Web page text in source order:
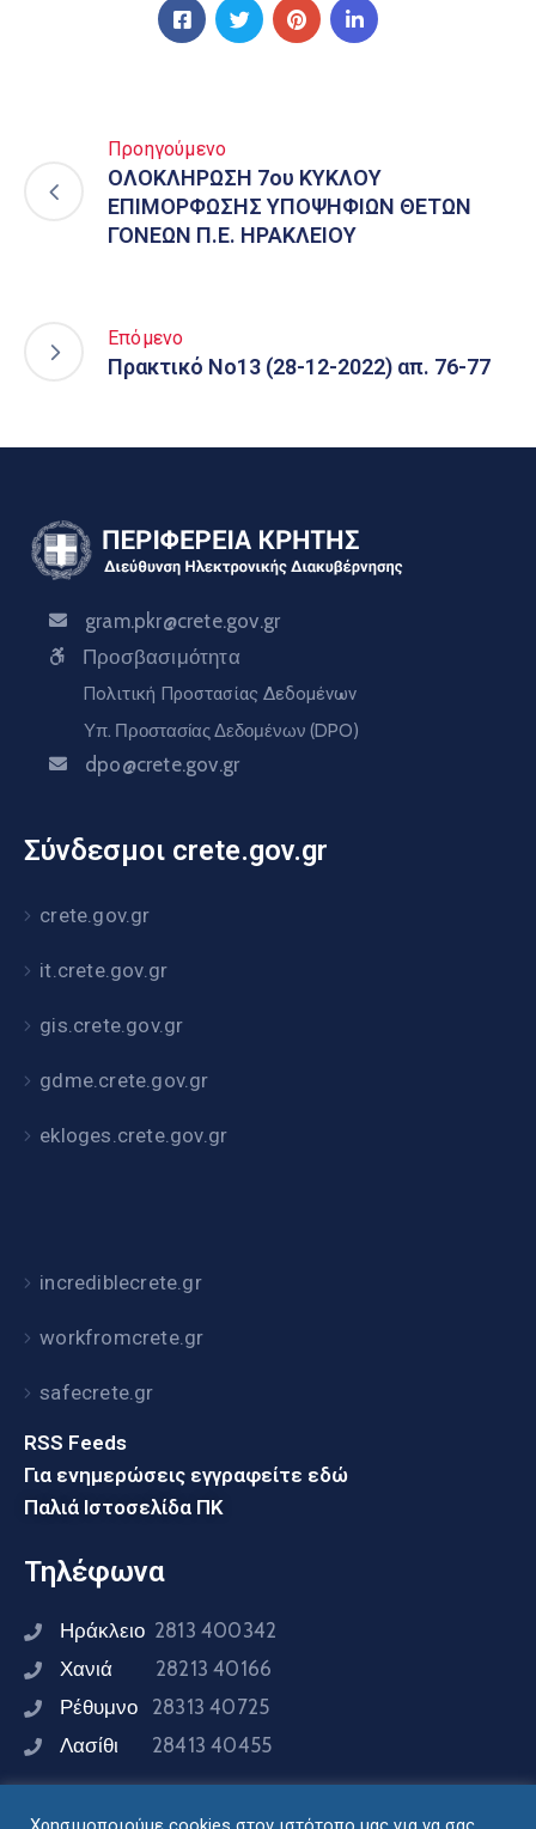
Προηγούμενο
ΟΛΟΚΛΗΡΩΣΗ 7ου ΚΥΚΛΟΥ
ΕΠΙΜΟΡΦΩΣΗΣ ΥΠΟΨΗΦΙΩΝ ΘΕΤΩΝ
ΓΟΝΕΩΝ Π.Ε. ΗΡΑΚΛΕΙΟΥ
Επόμενο
Πρακτικό Νο13 (28-12-2022) απ. 76-77
gram.pkr@crete.gov.gr
Προσβασιμότητα
Πολιτική Προστασίας Δεδομένων
Υπ. Προστασίας Δεδομένων (DPO)
dpo@crete.gov.gr
Σύνδεσμοι crete.gov.gr
crete.gov.gr
it.crete.gov.gr
gis.crete.gov.gr
gdme.crete.gov.gr
ekloges.crete.gov.gr
incrediblecrete.gr
workfromcrete.gr
safecrete.gr
RSS Feeds
Για ενημερώσεις εγγραφείτε εδώ
Παλιά Ιστοσελίδα ΠΚ
Τηλέφωνα
Ηράκλειο 2813 400342
Χανιά 28213 40166
Ρέθυμνο 28313 40725
Λασίθι 28413 40455